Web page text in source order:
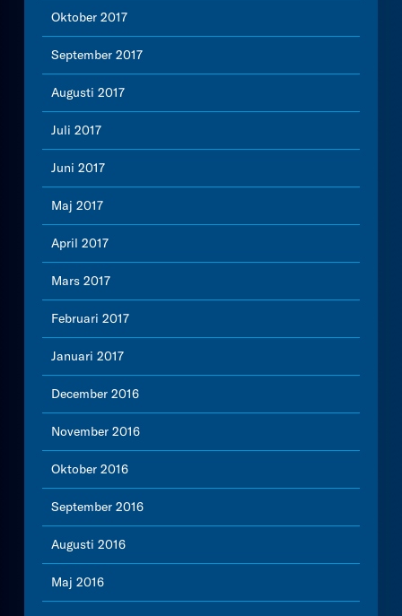
Oktober 2017
September 2017
Augusti 2017
Juli 2017
Juni 2017
Maj 2017
April 2017
Mars 2017
Februari 2017
Januari 2017
December 2016
November 2016
Oktober 2016
September 2016
Augusti 2016
Maj 2016